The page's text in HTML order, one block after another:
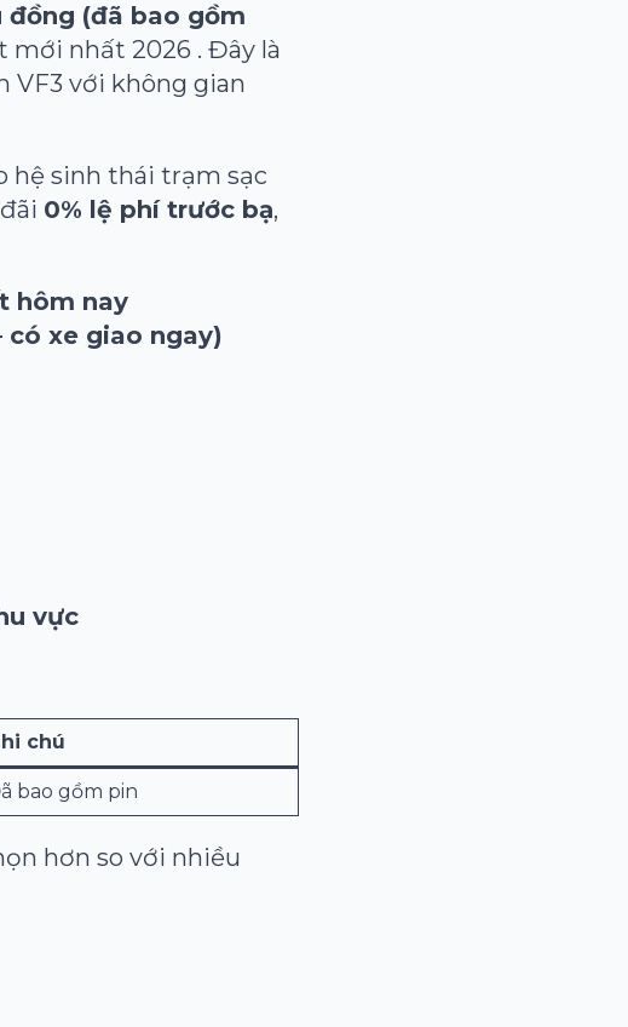
đồng (đã bao gồm
mới nhất 2026 . Đây là
VF3 với không gian
hệ sinh thái trạm sạc
0% lệ phí trước bạ,
hôm nay
có xe giao ngay)
vực
chú
bao gồm pin
hơn so với nhiều